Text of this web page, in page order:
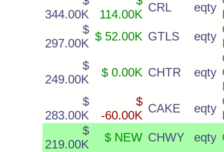
344.00K
114.00K
CRL eqty
$
297.00K
$ 52.00K GTLS eqty
$
249.00K
$ 0.00K CHTR eqty
$
283.00K
$
-60.00K
CAKE eqty
$
219.00K
$ NEW CHWY eqty